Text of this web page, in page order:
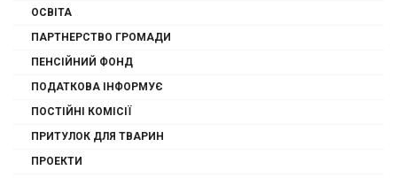
ОСВІТА
ПАРТНЕРСТВО ГРОМАДИ
ПЕНСІЙНИЙ ФОНД
ПОДАТКОВА ІНФОРМУЄ
ПОСТІЙНІ КОМІСІЇ
ПРИТУЛОК ДЛЯ ТВАРИН
ПРОЕКТИ